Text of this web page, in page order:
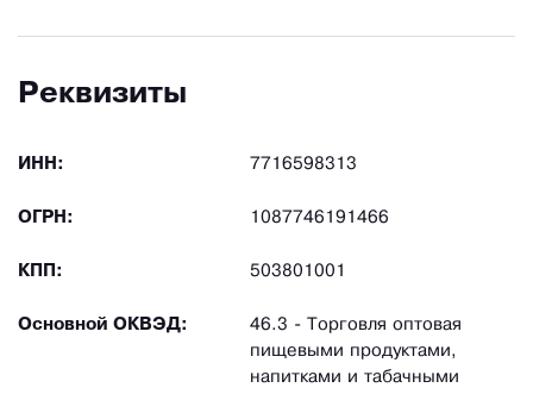
Реквизиты
ИНН: 7716598313
ОГРН: 1087746191466
КПП: 503801001
Основной ОКВЭД:
46.3 - Торговля оптовая
пищевыми продуктами,
напитками и табачными